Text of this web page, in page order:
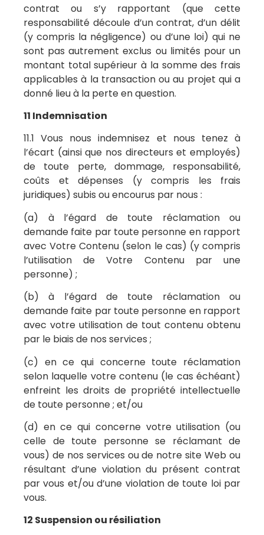
contrat ou s’y rapportant (que cette
responsabilité découle d’un contrat, d’un délit
(y compris la négligence) ou d’une loi) qui ne
sont pas autrement exclus ou limités pour un
montant total supérieur à la somme des frais
applicables à la transaction ou au projet qui a
donné lieu à la perte en question.
11 Indemnisation
11.1 Vous nous indemnisez et nous tenez à
l’écart (ainsi que nos directeurs et employés)
de toute perte, dommage, responsabilité,
coûts et dépenses (y compris les frais
juridiques) subis ou encourus par nous :
(a) à l’égard de toute réclamation ou
demande faite par toute personne en rapport
avec Votre Contenu (selon le cas) (y compris
l’utilisation de Votre Contenu par une
personne) ;
(b) à l’égard de toute réclamation ou
demande faite par toute personne en rapport
avec votre utilisation de tout contenu obtenu
par le biais de nos services ;
(c) en ce qui concerne toute réclamation
selon laquelle votre contenu (le cas échéant)
enfreint les droits de propriété intellectuelle
de toute personne ; et/ou
(d) en ce qui concerne votre utilisation (ou
celle de toute personne se réclamant de
vous) de nos services ou de notre site Web ou
résultant d’une violation du présent contrat
par vous et/ou d’une violation de toute loi par
vous.
12 Suspension ou résiliation